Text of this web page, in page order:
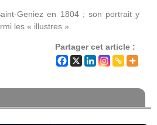
Geniez en 1804 ; son portrait y
les « illustres ».
Partager cet article :